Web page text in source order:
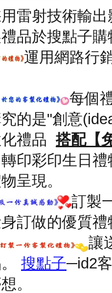
雷射技術輸
品於搜點子
運用網路行
每個
的是"創意
化禮品搭配【
印彩印生日禮
呈現。
訂製
訂做的優質禮
讓
搜點子─id2
。